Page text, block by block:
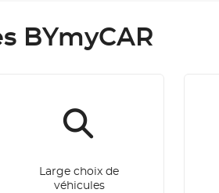
BYmyCAR
Large choix de
véhicules